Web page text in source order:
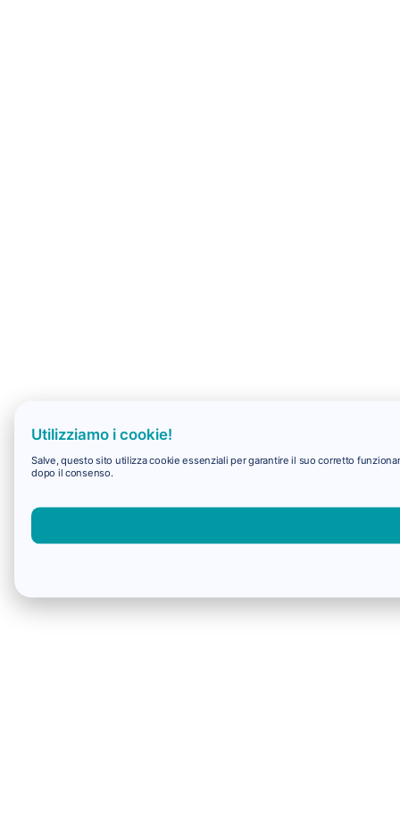
Utilizziamo i cookie!
Salve, questo sito utilizza cookie essenziali per garantire il suo corretto
dopo il consenso.